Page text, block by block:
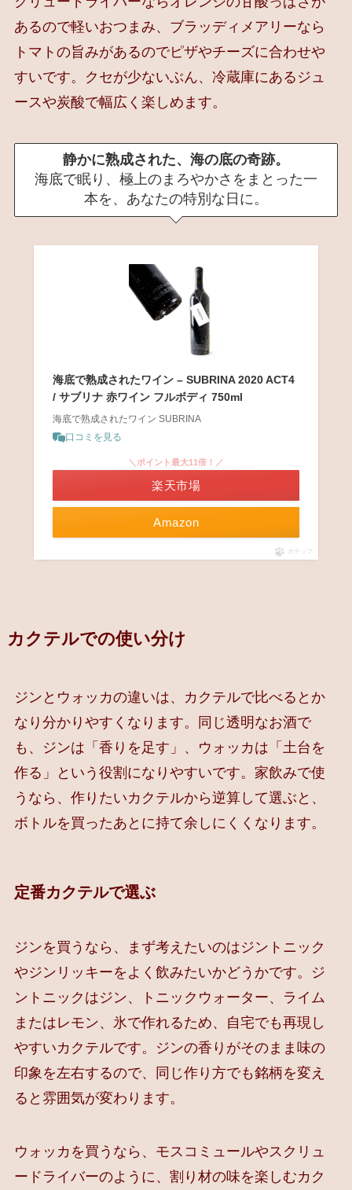
あるので軽いおつまみ、ブラッディメアリーなら
トマトの旨みがあるのでピザやチーズに合わせや
すいです。クセが少ないぶん、冷蔵庫にあるジュ
ースや炭酸で幅広く楽しめます。
静かに熟成された、海の底の奇跡。
海底で眠り、極上のまろやかさをまとった一
本を、あなたの特別な日に。
海底で熟成されたワイン – SUBRINA 2020 ACT4
/ サブリナ 赤ワイン フルボディ 750ml
海底で熟成されたワイン SUBRINA
口コミを見る
Amazon
＼ポイント最大11倍！／
楽天市場
ポチップ
カクテルでの使い分け
ジンとウォッカの違いは、カクテルで比べるとか
なり分かりやすくなります。同じ透明なお酒で
も、ジンは「香りを足す」、ウォッカは「土台を
作る」という役割になりやすいです。家飲みで使
うなら、作りたいカクテルから逆算して選ぶと、
ボトルを買ったあとに持て余しにくくなります。
定番カクテルで選ぶ
ジンを買うなら、まず考えたいのはジントニック
やジンリッキーをよく飲みたいかどうかです。ジ
ントニックはジン、トニックウォーター、ライム
またはレモン、氷で作れるため、自宅でも再現し
やすいカクテルです。ジンの香りがそのまま味の
印象を左右するので、同じ作り方でも銘柄を変え
ると雰囲気が変わります。
ウォッカを買うなら、モスコミュールやスクリュ
ードライバーのように、割り材の味を楽しむカク